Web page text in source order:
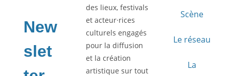
des lieux, festivals
et acteur·rices
culturels engagés
pour la diffusion
et la création
artistique sur tout
Scène
Le réseau
La